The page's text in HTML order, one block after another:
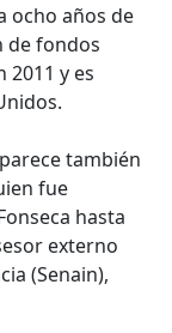
ocho años de
de fondos
y es
también
fue
hasta
externo
(Senain),